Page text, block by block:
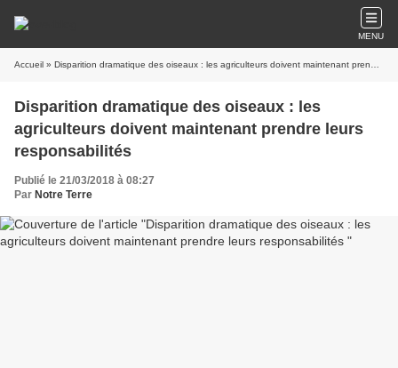
MENU
Accueil » Disparition dramatique des oiseaux : les agriculteurs doivent maintenant prendre leurs responsabilités
Disparition dramatique des oiseaux : les
agriculteurs doivent maintenant prendre leurs
responsabilités
Publié le 21/03/2018 à 08:27
Par Notre Terre